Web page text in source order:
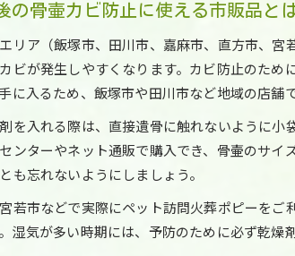
の骨壷カビ防止に使える市販品と
リア（飯塚市、田川市、嘉麻市、直方市、
ビが発生しやすくなります。カビ防止のた
に入るため、飯塚市や田川市など地域の店舗
を入れる際は、直接遺骨に触れないように小
ンターやネット通販で購入でき、骨壷のサ
も忘れないようにしましょう。
若市などで実際にペット訪問火葬ポピーを
湿気が多い時期には、予防のために必ず乾燥